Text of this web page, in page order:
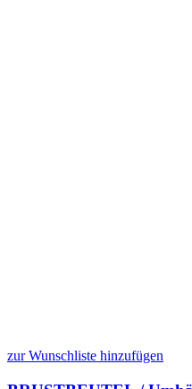
zur Wunschliste hinzufügen